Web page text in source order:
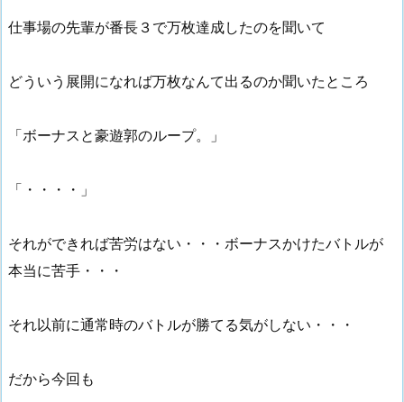
仕事場の先輩が番長３で万枚達成したのを聞いて
どういう展開になれば万枚なんて出るのか聞いたところ
「ボーナスと豪遊郭のループ。」
「・・・・」
それができれば苦労はない・・・ボーナスかけたバトルが
本当に苦手・・・
それ以前に通常時のバトルが勝てる気がしない・・・
だから今回も